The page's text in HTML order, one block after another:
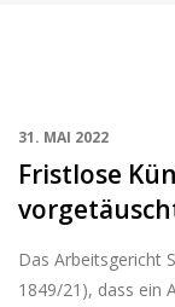
31. MAI 2022
Fristlose
Das Arbeitsgericht
1849/21), dass ein